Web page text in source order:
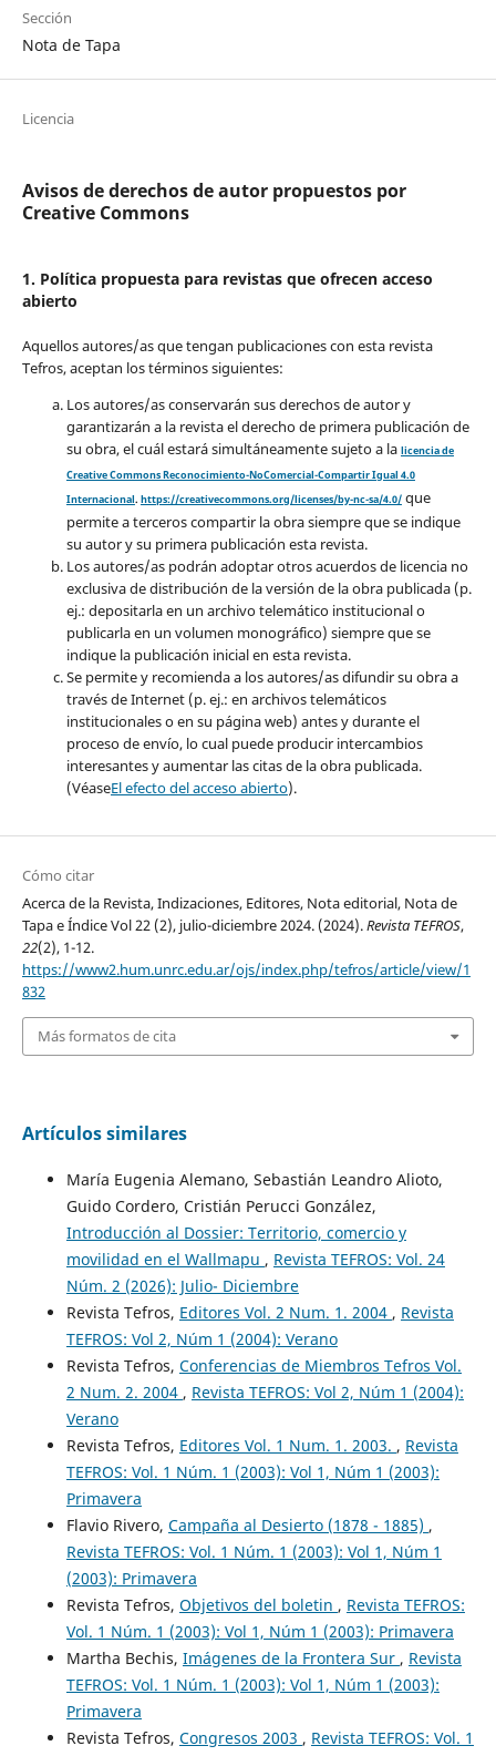
Sección
Nota de Tapa
Licencia
Avisos de derechos de autor propuestos por
Creative Commons
1. Política propuesta para revistas que ofrecen acceso
abierto
Aquellos autores/as que tengan publicaciones con esta revista
Tefros, aceptan los términos siguientes:
Los autores/as conservarán sus derechos de autor y
garantizarán a la revista el derecho de primera publicación de
su obra, el cuál estará simultáneamente sujeto a la licencia de
Creative Commons Reconocimiento-NoComercial-Compartir Igual 4.0
Internacional. https://creativecommons.org/licenses/by-nc-sa/4.0/que
permite a terceros compartir la obra siempre que se indique
su autor y su primera publicación esta revista.
Los autores/as podrán adoptar otros acuerdos de licencia no
exclusiva de distribución de la versión de la obra publicada (p.
ej.: depositarla en un archivo telemático institucional o
publicarla en un volumen monográfico) siempre que se
indique la publicación inicial en esta revista.
Se permite y recomienda a los autores/as difundir su obra a
través de Internet (p. ej.: en archivos telemáticos
institucionales o en su página web) antes y durante el
proceso de envío, lo cual puede producir intercambios
interesantes y aumentar las citas de la obra publicada.
(VéaseEl efecto del acceso abierto).
Cómo citar
Acerca de la Revista, Indizaciones, Editores, Nota editorial, Nota de
Tapa e Índice Vol 22 (2), julio-diciembre 2024. (2024).Revista TEFROS,
22(2), 1-12.
https://www2.hum.unrc.edu.ar/ojs/index.php/tefros/article/view/1
832
Más formatos de cita
Artículos similares
María Eugenia Alemano, Sebastián Leandro Alioto,
Guido Cordero, Cristián Perucci González,
Introducción al Dossier: Territorio, comercio y
movilidad en el Wallmapu , Revista TEFROS: Vol. 24
Núm. 2 (2026): Julio- Diciembre
Revista Tefros, Editores Vol. 2 Num. 1. 2004 , Revista
TEFROS: Vol 2, Núm 1 (2004): Verano
Revista Tefros, Conferencias de Miembros Tefros Vol.
2 Num. 2. 2004 , Revista TEFROS: Vol 2, Núm 1 (2004):
Verano
Revista Tefros, Editores Vol. 1 Num. 1. 2003. , Revista
TEFROS: Vol. 1 Núm. 1 (2003): Vol 1, Núm 1 (2003):
Primavera
Flavio Rivero, Campaña al Desierto (1878 - 1885) ,
Revista TEFROS: Vol. 1 Núm. 1 (2003): Vol 1, Núm 1
(2003): Primavera
Revista Tefros, Objetivos del boletin , Revista TEFROS:
Vol. 1 Núm. 1 (2003): Vol 1, Núm 1 (2003): Primavera
Martha Bechis, Imágenes de la Frontera Sur , Revista
TEFROS: Vol. 1 Núm. 1 (2003): Vol 1, Núm 1 (2003):
Primavera
Revista Tefros, Congresos 2003 , Revista TEFROS: Vol. 1